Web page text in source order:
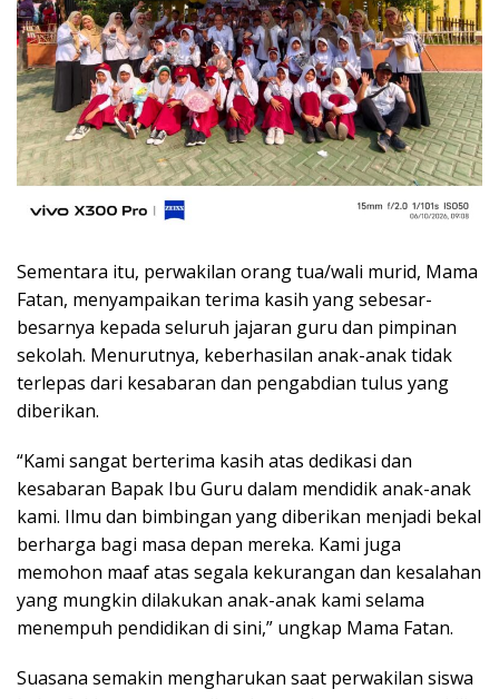
Sementara itu, perwakilan orang tua/wali murid, Mama
Fatan, menyampaikan terima kasih yang sebesar-
besarnya kepada seluruh jajaran guru dan pimpinan
sekolah. Menurutnya, keberhasilan anak-anak tidak
terlepas dari kesabaran dan pengabdian tulus yang
diberikan.
“Kami sangat berterima kasih atas dedikasi dan
kesabaran Bapak Ibu Guru dalam mendidik anak-anak
kami. Ilmu dan bimbingan yang diberikan menjadi bekal
berharga bagi masa depan mereka. Kami juga
memohon maaf atas segala kekurangan dan kesalahan
yang mungkin dilakukan anak-anak kami selama
menempuh pendidikan di sini,” ungkap Mama Fatan.
Suasana semakin mengharukan saat perwakilan siswa